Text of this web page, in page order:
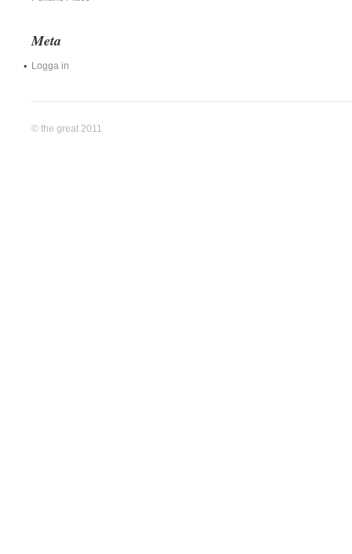
Meta
Logga in
© the great 2011